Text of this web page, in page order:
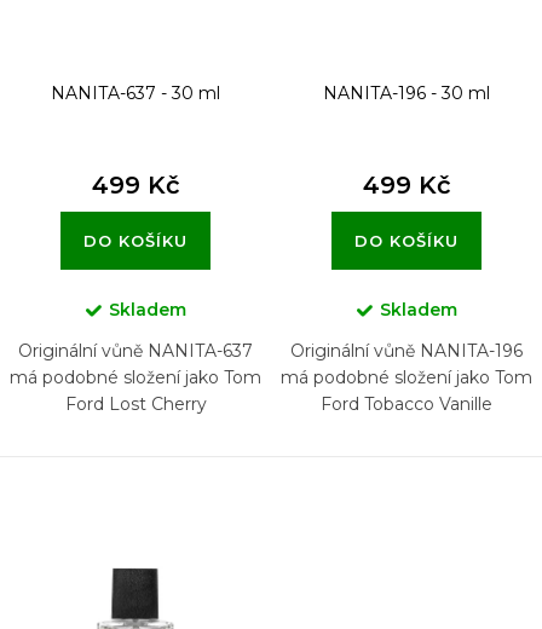
NANITA-637 - 30 ml
499 Kč
DO KOŠÍKU
Skladem
Originální vůně NANITA-637
má podobné složení jako Tom
Ford Lost Cherry
NANITA-196 - 30 ml
499 Kč
DO KOŠÍKU
Skladem
Originální vůně NANITA-196
má podobné složení jako Tom
Ford Tobacco Vanille